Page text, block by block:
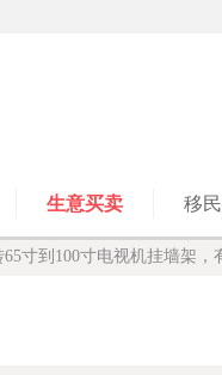
生意买卖 移
65寸到100寸电视机挂墙架，